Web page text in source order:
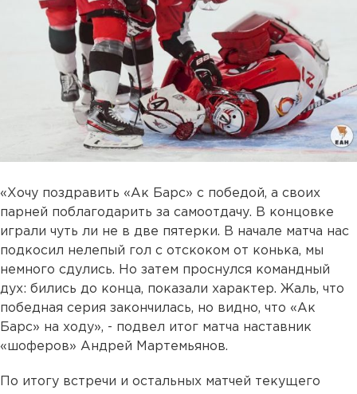
«Хочу поздравить «Ак Барс» с победой, а своих
парней поблагодарить за самоотдачу. В концовке
играли чуть ли не в две пятерки. В начале матча нас
подкосил нелепый гол с отскоком от конька, мы
немного сдулись. Но затем проснулся командный
дух: бились до конца, показали характер. Жаль, что
победная серия закончилась, но видно, что «Ак
Барс» на ходу», - подвел итог матча наставник
«шоферов» Андрей Мартемьянов.
По итогу встречи и остальных матчей текущего